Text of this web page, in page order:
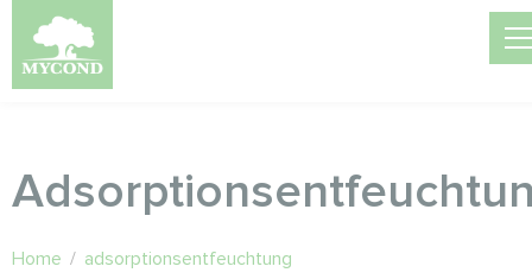
Home / adsorptionsentfeuchtung